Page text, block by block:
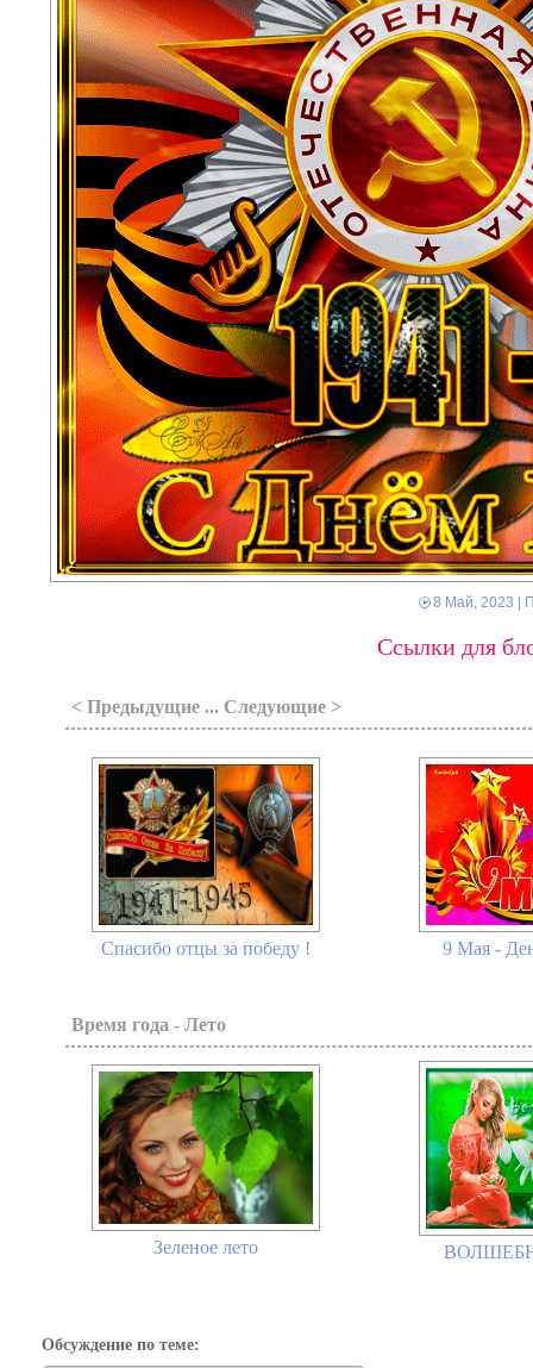
8 Май, 2023 |
Ссылки для
< Предыдущие ... Следующие >
Спасибо отцы за победу ! 9 Мая -
Время года - Лето
Зеленое лето
Обсуждение по теме: